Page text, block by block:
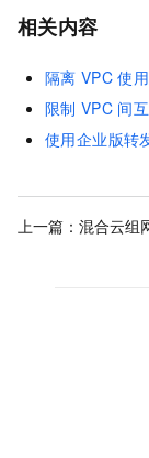
相关内容
隔离 VPC 使
限制 VPC 间
使用企业版转
上一篇： 混合云组